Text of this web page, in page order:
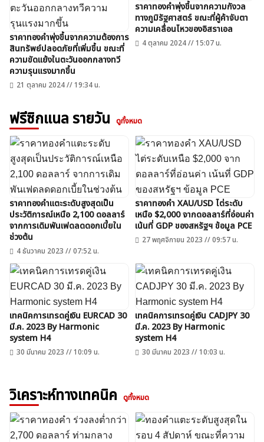
ราคาทองคำพุ่งขึ้นจากความต้องการ
สินทรัพย์ปลอดภัยที่เพิ่มขึ้น ขณะที่
ความขัดแย้งในตะวันออกกลางทวี
ความรุนแรงมากขึ้น
21 ตุลาคม 2024 // 19:34 น.
ราคาทองคำพุ่งขึ้นจากความกังวล
ทางภูมิรัฐศาสตร์ ขณะที่ผู้ค้าจับตา
ความเคลื่อนไหวของอิสราเอล
4 ตุลาคม 2024 // 15:07 น.
ฟรีซิกแนล รายวัน ดูทั้งหมด
ราคาทองคำแตะระดับสูงสุดเป็น
ประวัติการณ์เหนือ 2,100 ดอลลาร์
จากการเดิมพันเฟดลดดอกเบี้ยใน
ช่วงต้น
4 ธันวาคม 2023 // 07:52 น.
ราคาทองคำ XAU/USD ไต่ระดับ
เหนือ $2,000 จากดอลลาร์ที่อ่อนค่า
เน้นที่ GDP ของสหรัฐฯ ข้อมูล PCE
27 พฤศจิกายน 2023 // 09:57 น.
เทคนิคการเทรดคู่เงิน EURCAD 30
มี.ค. 2023 By Harmonic
system H4
30 มีนาคม 2023 // 10:09 น.
เทคนิคการเทรดคู่เงิน CADJPY 30
มี.ค. 2023 By Harmonic
system H4
30 มีนาคม 2023 // 10:03 น.
วิเคราะห์ทางเทคนิค ดูทั้งหมด